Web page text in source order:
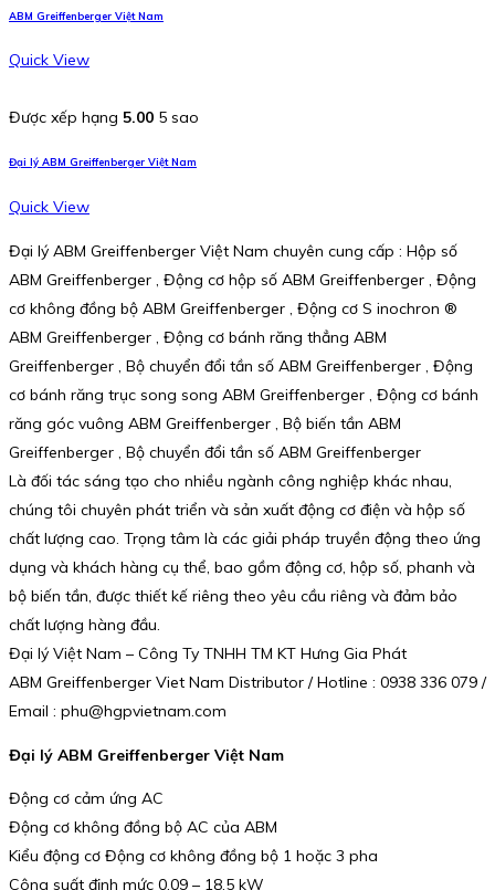
ABM Greiffenberger Việt Nam
Quick View
Được xếp hạng 5.00 5 sao
Đại lý ABM Greiffenberger Việt Nam
Quick View
Đại lý ABM Greiffenberger Việt Nam chuyên cung cấp : Hộp số
ABM Greiffenberger , Động cơ hộp số ABM Greiffenberger , Động
cơ không đồng bộ ABM Greiffenberger , Động cơ S inochron ®
ABM Greiffenberger , Động cơ bánh răng thẳng ABM
Greiffenberger , Bộ chuyển đổi tần số ABM Greiffenberger , Động
cơ bánh răng trục song song ABM Greiffenberger , Động cơ bánh
răng góc vuông ABM Greiffenberger , Bộ biến tần ABM
Greiffenberger , Bộ chuyển đổi tần số ABM Greiffenberger
Là đối tác sáng tạo cho nhiều ngành công nghiệp khác nhau,
chúng tôi chuyên phát triển và sản xuất động cơ điện và hộp số
chất lượng cao. Trọng tâm là các giải pháp truyền động theo ứng
dụng và khách hàng cụ thể, bao gồm động cơ, hộp số, phanh và
bộ biến tần, được thiết kế riêng theo yêu cầu riêng và đảm bảo
chất lượng hàng đầu.
Đại lý Việt Nam – Công Ty TNHH TM KT Hưng Gia Phát
ABM Greiffenberger Viet Nam Distributor / Hotline : 0938 336 079 /
Email : phu@hgpvietnam.com
Đại lý ABM Greiffenberger Việt Nam
Động cơ cảm ứng AC
Động cơ không đồng bộ AC của ABM
Kiểu động cơ Động cơ không đồng bộ 1 hoặc 3 pha
Công suất định mức 0,09 – 18,5 kW